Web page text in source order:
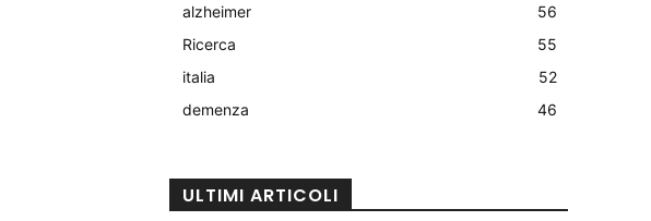
alzheimer
56
Ricerca
55
italia
52
demenza
46
ULTIMI ARTICOLI